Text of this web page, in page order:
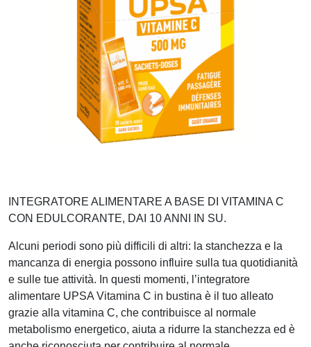
INTEGRATORE ALIMENTARE A BASE DI VITAMINA C
CON EDULCORANTE, DAI 10 ANNI IN SU.
Alcuni periodi sono più difficili di altri: la stanchezza e la
mancanza di energia possono influire sulla tua quotidianità
e sulle tue attività. In questi momenti, l’integratore
alimentare UPSA Vitamina C in bustina è il tuo alleato
grazie alla vitamina C, che contribuisce al normale
metabolismo energetico, aiuta a ridurre la stanchezza ed è